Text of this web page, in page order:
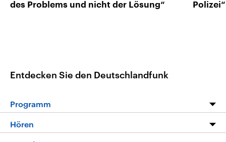
des Problems und nicht der Lösung“
Polizei“
Entdecken Sie den Deutschlandfunk
Programm
Programm
Hören